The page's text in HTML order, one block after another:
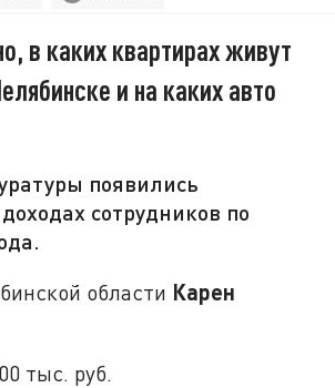
в каких квартирах живут
и на каких авто
появились
сотрудников по
области Карен
тыс. руб.